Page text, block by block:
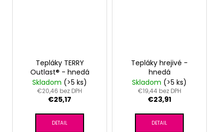
Tepláky TERRY
Outlast® - hnedá
Skladom (>5 ks)
€20,46 bez DPH
€25,17
DETAIL
Tepláky hrejivé -
hnedá
Skladom (>5 ks)
€19,44 bez DPH
€23,91
DETAIL